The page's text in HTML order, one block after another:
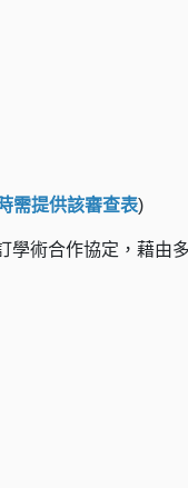
需提供該審查表)
術合作協定，藉由